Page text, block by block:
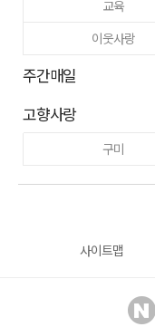
교육
이웃사랑
주간매일
고향사랑
구미
사이트맵